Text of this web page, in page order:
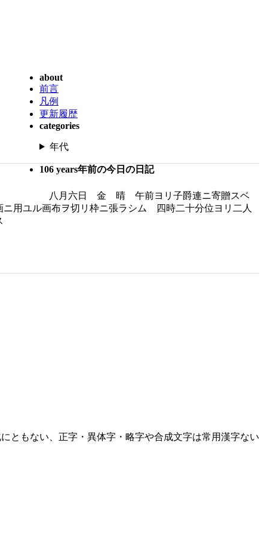
about
前言
凡例
更新履歴
categories
年代
106 years年前の今日の日記
八月六日 金 晴 午前ヨリ子爵連ニ寄贈スベ
用ユル画布ヲ切リ枠ニ張ラシム 四時二十分位ヨリ二人
ともない、正字・異体字・略字や合成文字は常用漢字ない